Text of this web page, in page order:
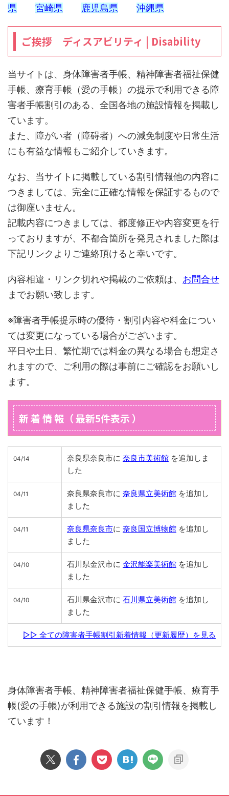
県
宮崎県 鹿児島県 沖縄県
ご挨拶 ディスアビリティ | Disability
当サイトは、身体障害者手帳、精神障害者福祉保健
手帳、療育手帳（愛の手帳）の提示で利用できる障
害者手帳割引のある、全国各地の施設情報を掲載し
ています。
また、障がい者（障碍者）への減免制度や日常生活
にも有益な情報もご紹介していきます。
なお、当サイトに掲載している割引情報他の内容に
つきましては、完全に正確な情報を保証するもので
は御座いません。
記載内容につきましては、都度修正や内容変更を行
っておりますが、不都合箇所を発見されました際は
下記リンクよりご連絡頂けると幸いです。
内容相違・リンク切れや掲載のご依頼は、 お問合せ
までお願い致します。
※障害者手帳提示時の優待・割引内容や料金につい
ては変更になっている場合がございます。
平日や土日、繁忙期では料金の異なる場合も想定さ
れますので、ご利用の際は事前にご確認をお願いし
ます。
新 着 情 報（ 最新5件表示 ）
04/14 奈良県奈良市に 奈良市美術館 を追加しま
した
04/11 奈良県奈良市に 奈良県立美術館 を追加し
ました
04/11 奈良県奈良市に 奈良国立博物館 を追加し
ました
04/10 石川県金沢市に 金沢能楽美術館 を追加し
ました
04/10 石川県金沢市に 石川県立美術館 を追加し
ました
▷▷ 全ての障害者手帳割引新着情報（更新履歴）を見る
身体障害者手帳、精神障害者福祉保健手帳、療育手
帳(愛の手帳)が利用できる施設の割引情報を掲載し
ています！